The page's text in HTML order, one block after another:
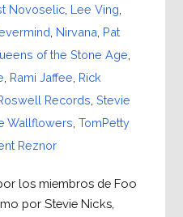
Novoselic, Lee Ving,
, Nirvana, Pat
of the Stone Age,
, Rami Jaffee, Rick
Records, Stevie
Wallflowers, TomPetty
Reznor
los miembros de Foo
por Stevie Nicks,